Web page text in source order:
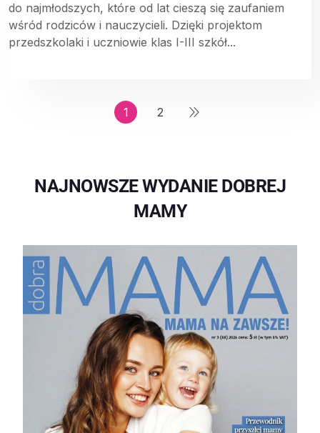
do najmłodszych, które od lat cieszą się zaufaniem
wśród rodziców i nauczycieli. Dzięki projektom
przedszkolaki i uczniowie klas I-III szkół...
1 2
NAJNOWSZE WYDANIE DOBREJ
MAMY